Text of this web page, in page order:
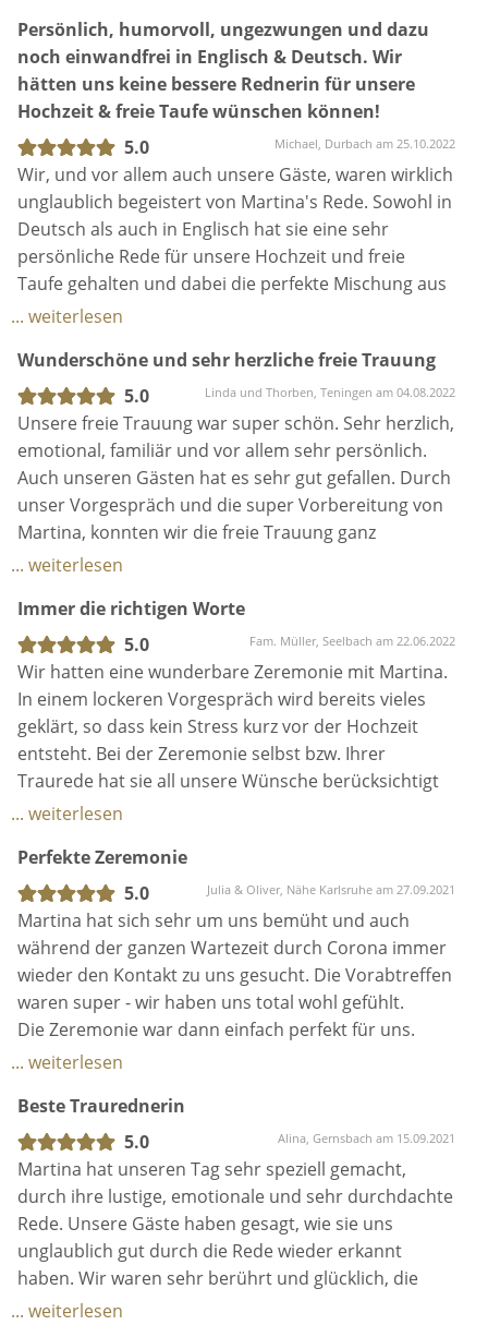
daraus die perfekte Traurede gemacht. Wir sind
würden Martina jederzeit wieder wählen und würden
sie jedem wärmstens empfehlen.
Persönlich, humorvoll, ungezwungen und dazu
noch einwandfrei in Englisch & Deutsch. Wir
hätten uns keine bessere Rednerin für unsere
Hochzeit & freie Taufe wünschen können!
5.0
Michael, Durbach am 25.10.2022
Wir, und vor allem auch unsere Gäste, waren wirklich
unglaublich begeistert von Martina's Rede. Sowohl in
Deutsch als auch in Englisch hat sie eine sehr
persönliche Rede für unsere Hochzeit und freie
Taufe gehalten und dabei die perfekte Mischung aus
Romantik, Ernst & Humor gefunden. Sie ist perfekt
hat in den Vorgesprächen das ein oder andere Detail
aus uns herausgekitzelt, was die Rede so persönlich
gemacht hat und nicht nur unsere Gäste, sondern
auch uns positiv überrascht hat. Auch beim
gesamten Ablauf der Zeremonie (und Feier im
Allgemeinen) hat uns Martina mit ihrer Erfahrung
sehr geholfen. Vielen vielen Dank und allen, die eine
Rednerin für ihre Feier suchen, können wir Martina
... weiterlesen
Wunderschöne und sehr herzliche freie Trauung
5.0
Linda und Thorben, Teningen am 04.08.2022
Unsere freie Trauung war super schön. Sehr herzlich,
emotional, familiär und vor allem sehr persönlich.
Auch unseren Gästen hat es sehr gut gefallen. Durch
unser Vorgespräch und die super Vorbereitung von
Martina, konnten wir die freie Trauung ganz
entspannt auf uns zukommen lassen. Klare
immer in Erinnerung bleiben. Herzlichen Dank
Martina!
... weiterlesen
Immer die richtigen Worte
5.0
Fam. Müller, Seelbach am 22.06.2022
Wir hatten eine wunderbare Zeremonie mit Martina.
In einem lockeren Vorgespräch wird bereits vieles
geklärt, so dass kein Stress kurz vor der Hochzeit
entsteht. Bei der Zeremonie selbst bzw. Ihrer
Traurede hat sie all unsere Wünsche berücksichtigt
und unsere Vorstellungen übertroffen. Auch
erreichbar. Rundum zu empfehlen :-)
... weiterlesen
Perfekte Zeremonie
5.0
Julia & Oliver, Nähe Karlsruhe am 27.09.2021
Martina hat sich sehr um uns bemüht und auch
während der ganzen Wartezeit durch Corona immer
wieder den Kontakt zu uns gesucht. Die Vorabtreffen
waren super - wir haben uns total wohl gefühlt.
Die Zeremonie war dann einfach perfekt für uns.
Hierbei ist Martina sehr auf uns eingegangen und
emotional, aber auch heiter und fröhlich.
Persönliche Dinge, die wir ihr anvertraut haben, hat
sie sehr sensibel verpackt. Unsere Gäste und wir
waren begeistert!
Wir können Euch Martina nur wärmstens empfehlen!
... weiterlesen
Beste Traurednerin
5.0
Alina, Gernsbach am 15.09.2021
Martina hat unseren Tag sehr speziell gemacht,
durch ihre lustige, emotionale und sehr durchdachte
Rede. Unsere Gäste haben gesagt, wie sie uns
unglaublich gut durch die Rede wieder erkannt
haben. Wir waren sehr berührt und glücklich, die
Rede war das Highlight unserer Hochzeit. Ich
... weiterlesen